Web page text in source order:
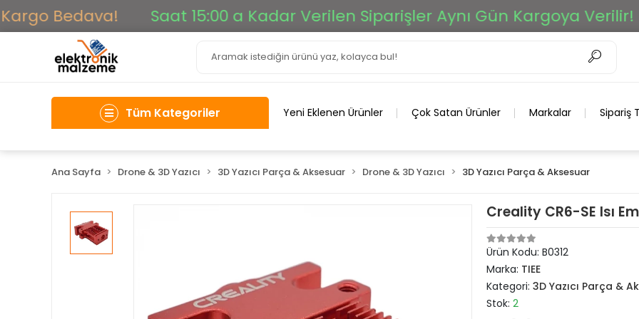
Bedava! Saat 15:00 a Kadar Verilen Siparişler Aynı Gün Kargoya Verilir!
Tüm Kategoriler Yeni Eklenen Ürünler Çok Satan Ürünler Markalar Sipariş
Ana Sayfa Drone & 3D Yazıcı 3D Yazıcı Parça & Aksesuar Drone & 3D Yazıcı 3D Yazıcı Parça & Aksesuar
Creality CR6-SE Isı
Ürün Kodu: B0312
Marka: TIEE
Kategori: 3D Yazıcı Parça &
Stok: 2